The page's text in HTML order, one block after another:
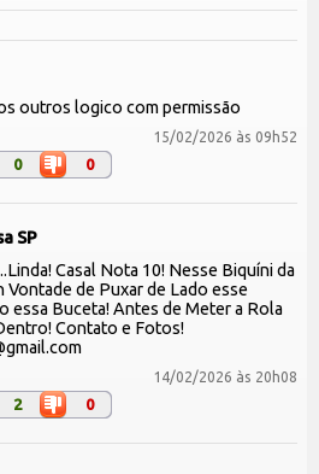
outros logico com permissão
15/02/2026 às 09h52
0 0
SP
Casal Nota 10! Nesse Biquíni da
Vontade de Puxar de Lado esse
essa Buceta! Antes de Meter a Rola
Contato e Fotos!
14/02/2026 às 20h08
2 0